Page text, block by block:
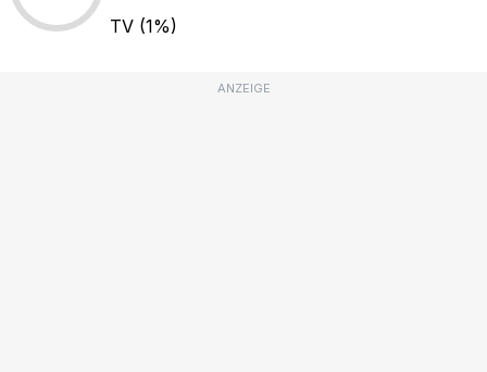
TV (1%)
ANZEIGE